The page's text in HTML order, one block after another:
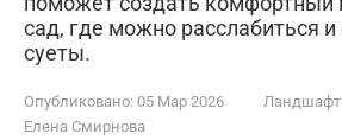
сад, где можно расслабиться и
суеты.
Опубликовано: 05 Мар 2026
Елена Смирнова